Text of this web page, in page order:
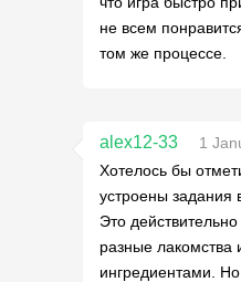
не всем
том же процессе.
alex12-33
1
Хотелось бы
устроены задания
Это
разные лакомства
ингредиентами.